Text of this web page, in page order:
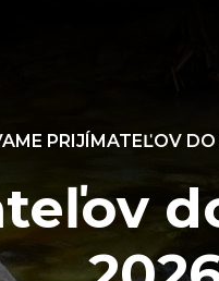
PRIJÍMATEĽOV